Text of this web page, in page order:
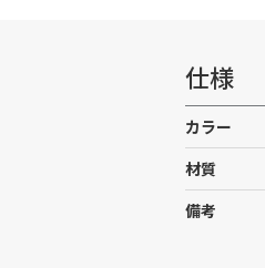
仕様
カラー
材質
備考